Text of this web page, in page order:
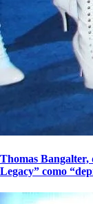
Thomas
Legacy” como